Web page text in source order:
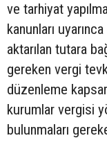
ve tarhiyat
kanunları
aktarılan tutara
gereken vergi
düzenleme
kurumlar vergisi
bulunmaları